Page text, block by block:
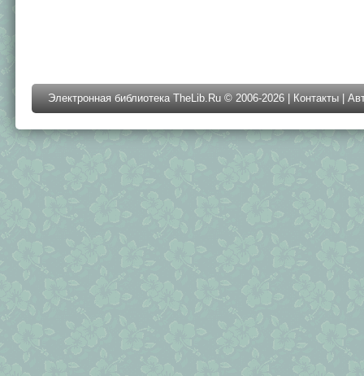
Электронная библиотека TheLib.Ru © 2006-2026 | Контакты |